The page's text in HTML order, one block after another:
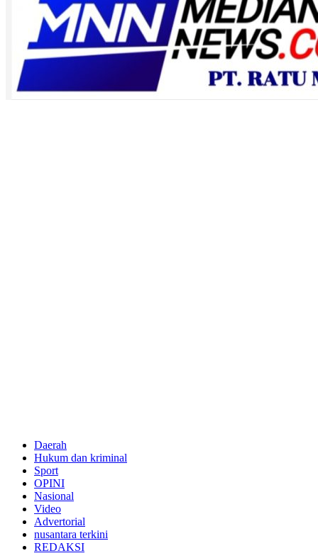
Daerah
Hukum dan kriminal
Sport
OPINI
Nasional
Video
Advertorial
nusantara terkini
REDAKSI